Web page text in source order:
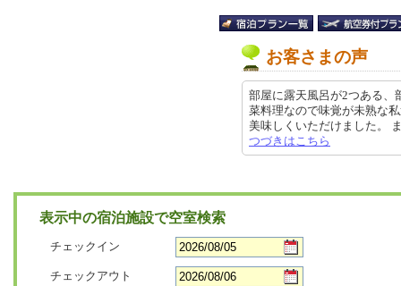
お客さまの声
部屋に露天風呂が2つある、
菜料理なので味覚が未熟な
美味しくいただけました。
つづきはこちら
表示中の宿泊施設で空室検索
チェックイン
チェックアウト